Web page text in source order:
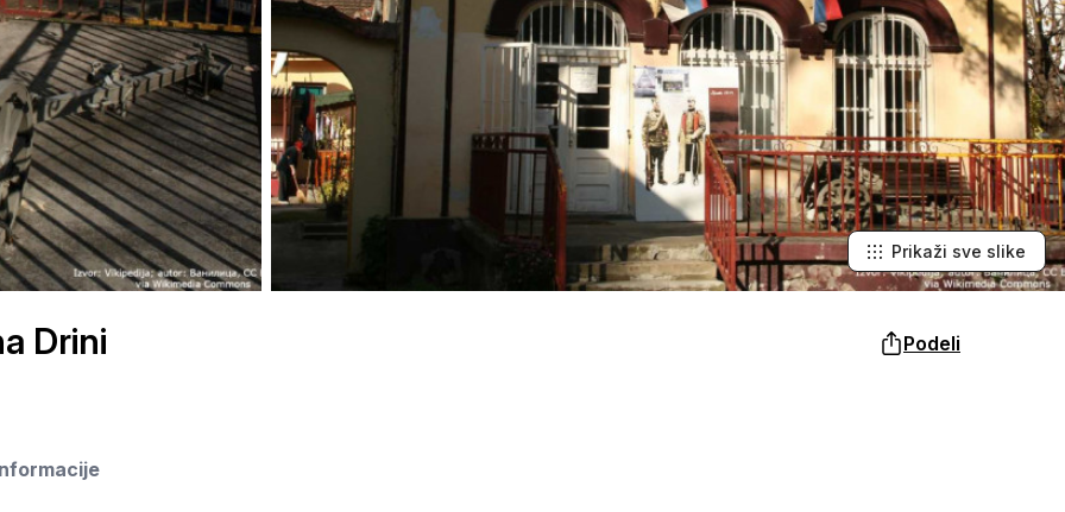
Subotica Nova Varoš Valjevo Šabac
Kruševac Loznica
Novi Pazar Zrenjanin Vršac Sombor
Milanovac Raška Zaječar
Požarevac Vrbas
Sremska
Ljubovija Majdanpek
otkriće vam pravu narav srpskog
naroda, a slike lokalnih i tradicionalnih
specijaliteta osetićete i na svojim
nepcima.
Prikaži sve slike
Drini
Podeli